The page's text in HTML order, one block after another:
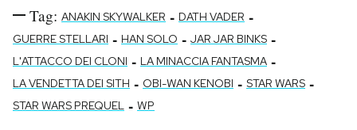
Tag: ANAKIN SKYWALKER - DATH VADER -
GUERRE STELLARI - HAN SOLO - JAR JAR BINKS -
L'ATTACCO DEI CLONI - LA MINACCIA FANTASMA -
LA VENDETTA DEI SITH - OBI-WAN KENOBI - STAR WARS -
STAR WARS PREQUEL - WP